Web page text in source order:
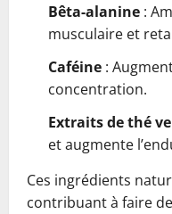
Bêta-alanine :
musculaire et
Caféine :
concentration.
Extraits de thé
et augmente
Ces ingrédients
contribuant à faire